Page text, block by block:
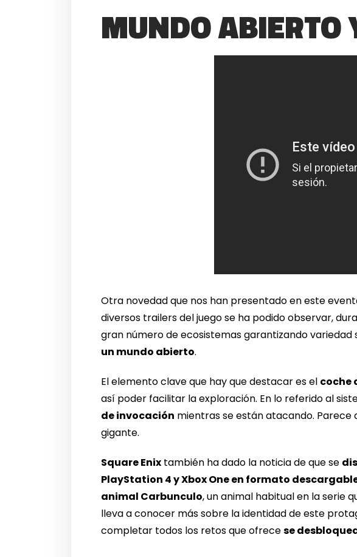
MUNDO ABIERTO
Otra novedad que nos han presentado en este
diversos trailers del juego se ha podido observar,
gran número de ecosistemas garantizando
un mundo abierto.
El elemento clave que hay que destacar es el coche
así poder facilitar la exploración. En lo referido al
de invocación mientras se están atacando. Parece
gigante.
Square Enix también ha dado la noticia de que se
PlayStation 4 y Xbox One en formato
animal Carbunculo, un animal habitual en la serie
lleva a conocer más sobre la identidad de este
completar todos los retos que ofrecese